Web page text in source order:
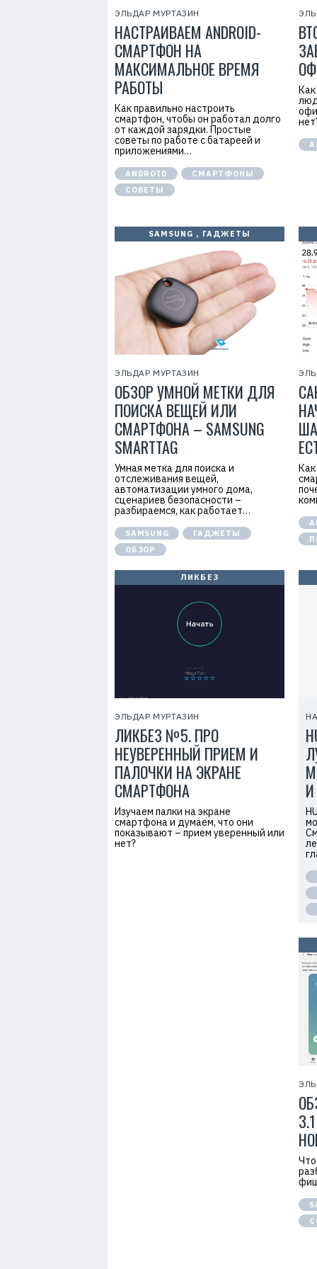
ЭЛЬДАР МУРТАЗИН
НАСТРАИВАЕМ ANDROID-
СМАРТФОН НА
МАКСИМАЛЬНОЕ ВРЕМЯ
РАБОТЫ
Как правильно настроить
смартфон, чтобы он работал долго
от каждой зарядки. Простые
советы по работе с батареей и
приложениями…
ANDROID
СМАРТФОНЫ
СОВЕТЫ
SAMSUNG , ГАДЖЕТЫ
ЭЛЬДАР МУРТАЗИН
ОБЗОР УМНОЙ МЕТКИ ДЛЯ
ПОИСКА ВЕЩЕЙ ИЛИ
СМАРТФОНА – SAMSUNG
SMARTTAG
Умная метка для поиска и
отслеживания вещей,
автоматизации умного дома,
сценариев безопасности –
разбираемся, как работает…
SAMSUNG
ГАДЖЕТЫ
ОБЗОР
ЛИКБЕЗ
ЭЛЬДАР МУРТАЗИН
ЛИКБЕЗ №5. ПРО
НЕУВЕРЕННЫЙ ПРИЕМ И
ПАЛОЧКИ НА ЭКРАНЕ
СМАРТФОНА
Изучаем палки на экране
смартфона и думаем, что они
показывают – прием уверенный или
нет?